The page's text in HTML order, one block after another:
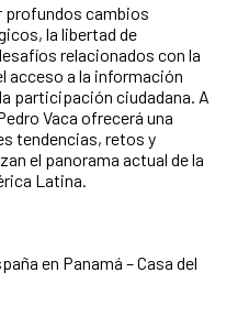
profundos cambios
la libertad de
relacionados con la
acceso a la información
participación ciudadana. A
Vaca ofrecerá una
tendencias, retos y
el panorama actual de la
Latina.
en Panamá – Casa del